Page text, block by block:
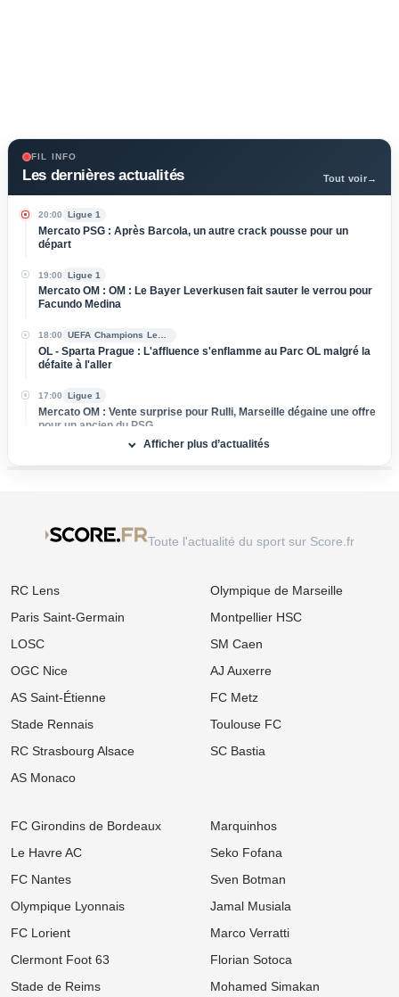
FIL INFO
Les dernières actualités Tout voir→
20:00 Ligue 1
Mercato PSG : Après Barcola, un autre crack pousse pour un
départ
19:00 Ligue 1
Mercato OM : OM : Le Bayer Leverkusen fait sauter le verrou pour
Facundo Medina
18:00 UEFA Champions League
OL - Sparta Prague : L'affluence s'enflamme au Parc OL malgré la
défaite à l'aller
17:00 Ligue 1
Mercato OM : Vente surprise pour Rulli, Marseille dégaine une offre
pour un ancien du PSG
13:00
Mercato OM : Un Champion du Monde réclame son transfert à
Marseille !
Mercato OL : Accord trouvé avec une pépite de la Coupe du
pour Aït Boudlal
10:00 Ligue 1
LOSC, Bordeaux : Après son départ des Girondins, Rio Mavuba
Mercato : Le PSG frappe un grand coup avec Akliouche et
s'attaque au digne successeur de Donnarumma !
06/08 Ligue 1
enflamme l'After Foot !
Afficher plus d’actualités
Toute l'actualité du sport sur Score.fr
RC Lens
Paris Saint-Germain
LOSC
OGC Nice
AS Saint-Étienne
Stade Rennais
RC Strasbourg Alsace
AS Monaco
Olympique de Marseille
Montpellier HSC
SM Caen
AJ Auxerre
FC Metz
Toulouse FC
SC Bastia
FC Girondins de Bordeaux
Le Havre AC
FC Nantes
Olympique Lyonnais
FC Lorient
Clermont Foot 63
Stade de Reims
Marquinhos
Seko Fofana
Sven Botman
Jamal Musiala
Marco Verratti
Florian Sotoca
Mohamed Simakan